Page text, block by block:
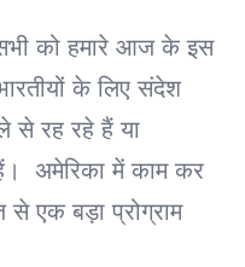
को हमारे आज के इस
के लिए संदेश
से रह रहे हैं या
अमेरिका में काम कर
से एक बड़ा प्रोग्राम